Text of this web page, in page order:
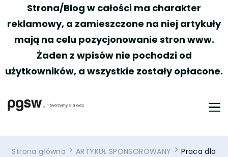
Strona/Blog w całości ma charakter
reklamowy, a zamieszczone na niej artykuły
mają na celu pozycjonowanie stron www.
Żaden z wpisów nie pochodzi od
użytkowników, a wszystkie zostały opłacone.
Strona główna ARTYKUŁ SPONSOROWANY
Praca dla